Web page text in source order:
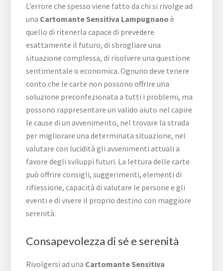
L’errore che spesso viene fatto da chi si rivolge ad
una Cartomante Sensitiva Lampugnano è
quello di ritenerla capace di prevedere
esattamente il futuro, di sbrogliare una
situazione complessa, di risolvere una questione
sentimentale o economica. Ognuno deve tenere
conto che le carte non possono offrire una
soluzione preconfezionata a tutti i problemi, ma
possono rappresentare un valido aiuto nel capire
le cause di un avvenimento, nel trovare la strada
per migliorare una determinata situazione, nel
valutare con lucidità gli avvenimenti attuali a
favore degli sviluppi futuri. La lettura delle carte
può offrire consigli, suggerimenti, elementi di
riflessione, capacità di valutare le persone e gli
eventi e di vivere il proprio destino con maggiore
serenità.
Consapevolezza di sé e serenità
Rivolgersi ad una Cartomante Sensitiva